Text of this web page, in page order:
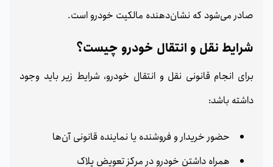
صادر می‌شود که نشان‌دهنده مالکیت خودرو است.
شرایط نقل و انتقال خودرو چیست؟
برای انجام قانونی نقل و انتقال خودرو، شرایط زیر باید وجود
داشته باشد:
حضور خریدار و فروشنده یا نماینده قانونی آن‌ها
همراه داشتن خودرو در مرکز تعویض پلاک